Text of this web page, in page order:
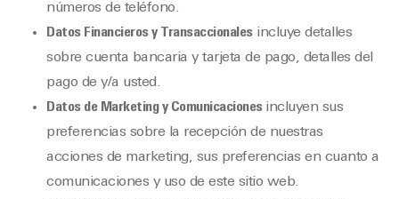
números de teléfono.
Datos Financieros y Transaccionalesincluye detalles
sobre cuenta bancaria y tarjeta de pago, detalles del
pago de y/a usted.
Datos de Marketing y Comunicaciones incluyen sus
preferencias sobre la recepción de nuestras
acciones de marketing, sus preferencias en cuanto a
comunicaciones y uso de este sitio web.